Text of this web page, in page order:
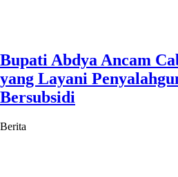
Bupati Abdya Ancam
yang Layani
Bersubsidi
Berita